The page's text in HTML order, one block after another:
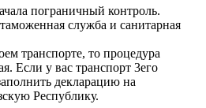
пограничный контроль.
служба и санитарная
транспорте, то процедура
Если у вас транспорт 3его
декларацию на
Республику.